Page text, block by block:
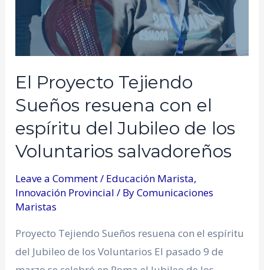
El Proyecto Tejiendo
Sueños resuena con el
espíritu del Jubileo de los
Voluntarios salvadoreños
Leave a Comment/ Educación Marista,
Innovación Provincial / ByComunicaciones
Maristas
Proyecto Tejiendo Sueños resuena con el espíritu
del Jubileo de los Voluntarios El pasado 9 de